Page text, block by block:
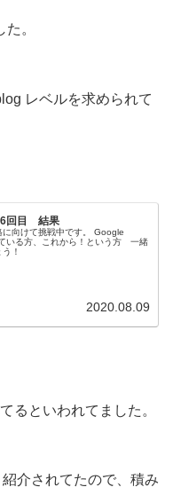
。
レベルを求められて
6回目 結果
向けて挑戦中です。 Google
いる方、これから！という方 一緒
！
2020.08.09
るといわれてました。
介されてたので、積み